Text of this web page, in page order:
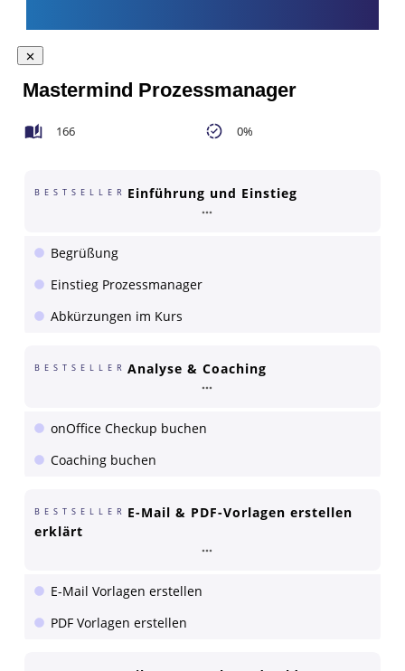
Mastermind Prozessmanager
166 0%
BESTSELLER Einführung und Einstieg
Begrüßung
Einstieg Prozessmanager
Abkürzungen im Kurs
BESTSELLER Analyse & Coaching
onOffice Checkup buchen
Coaching buchen
BESTSELLER E-Mail & PDF-Vorlagen erstellen
erklärt
E-Mail Vorlagen erstellen
PDF Vorlagen erstellen